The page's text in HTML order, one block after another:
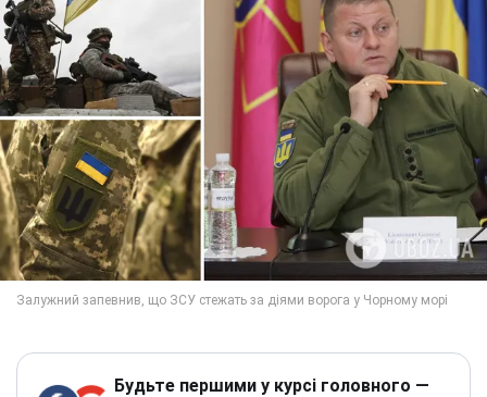
Будьте першими у курсі головного —